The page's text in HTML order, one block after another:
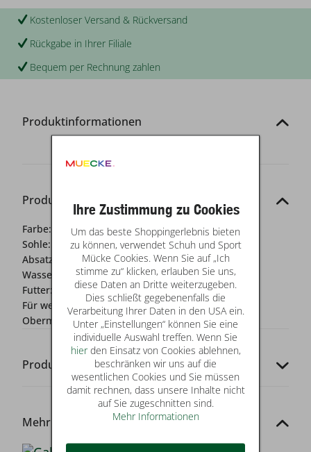
Kostenloser Versand & Rückversand
Rückgabe in Ihrer Filiale
Bequem per Rechnung zahlen
Produktinformationen
Produkt-Details
Farbe:
schwarz
Sohle:
flexible Laufsohle
Absatz:
2-4 cm
Wasserschutz: Nein
Futter:
Leder
Für wen?:
Damen
Obermaterial: Rauleder
Produkt-Codes
Mehr von dieser Marke
Ihre Zustimmung zu Cookies
Um das beste Shoppingerlebnis bieten
zu können, verwendet Schuh und Sport
Mücke Cookies. Wenn Sie auf „Ich
stimme zu“ klicken, erlauben Sie uns,
diese Daten an Dritte weiterzugeben.
Dies schließt gegebenenfalls die
Verarbeitung Ihrer Daten in den USA ein.
Unter „Einstellungen“ können Sie eine
individuelle Auswahl treffen. Wenn Sie
hierden Einsatz von Cookies ablehnen,
beschränken wir uns auf die
wesentlichen Cookies und Sie müssen
damit rechnen, dass unsere Inhalte nicht
auf Sie zugeschnitten sind.
Mehr Informationen